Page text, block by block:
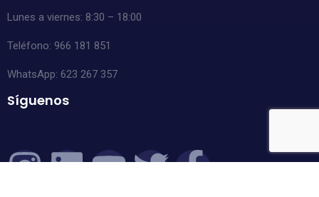
Lunes a viernes: 8:30 – 18:00
Teléfono: 966 181 851
WhatsApp: 623 267 357
Síguenos